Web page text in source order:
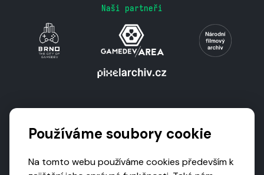
Naši partneři
Používáme soubory cookie
Na tomto webu používáme cookies především k